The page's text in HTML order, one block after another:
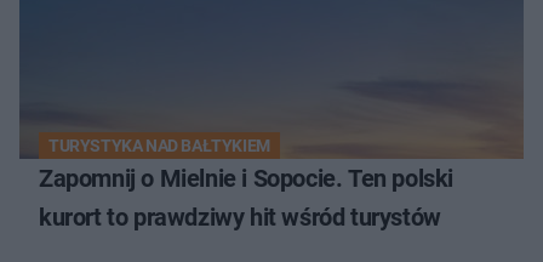
TURYSTYKA NAD BAŁTYKIEM
Zapomnij o Mielnie i Sopocie. Ten polski
kurort to prawdziwy hit wśród turystów